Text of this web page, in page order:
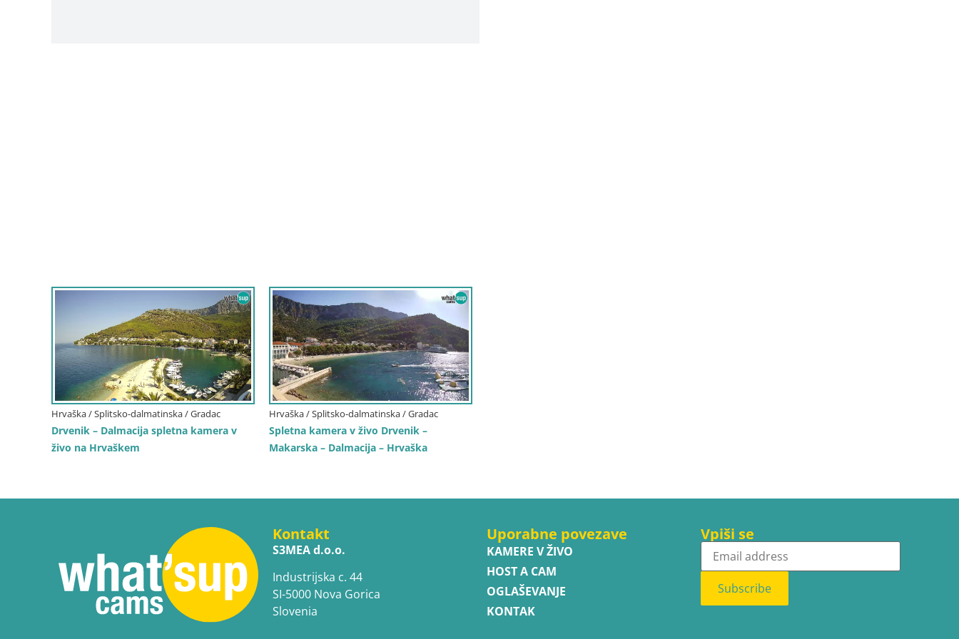
Hrvaška / Splitsko-dalmatinska / Gradac
Drvenik – Dalmacija spletna kamera v
živo na Hrvaškem
Hrvaška / Splitsko-dalmatinska / Gradac
Spletna kamera v živo Drvenik –
Makarska – Dalmacija – Hrvaška
Kontakt
S3MEA d.o.o.
Industrijska c. 44
SI-5000 Nova Gorica
Slovenia
Uporabne povezave
KAMERE V ŽIVO
HOST A CAM
OGLAŠEVANJE
KONTAK
Vpiši se
Subscribe